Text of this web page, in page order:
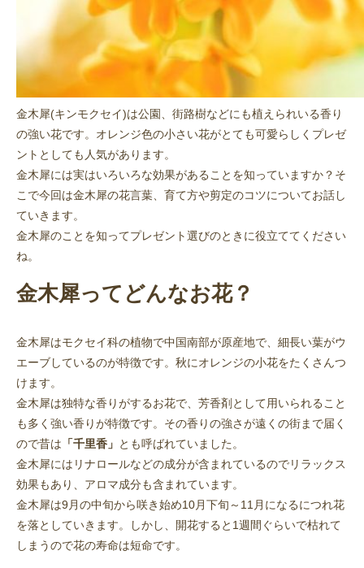
金木犀(キンモクセイ)は公園、街路樹などにも植えられいる香り
の強い花です。オレンジ色の小さい花がとても可愛らしくプレゼ
ントとしても人気があります。
金木犀には実はいろいろな効果があることを知っていますか？そ
こで今回は金木犀の花言葉、育て方や剪定のコツについてお話し
ていきます。
金木犀のことを知ってプレゼント選びのときに役立ててください
ね。
金木犀ってどんなお花？
金木犀はモクセイ科の植物で中国南部が原産地で、細長い葉がウ
エーブしているのが特徴です。秋にオレンジの小花をたくさんつ
けます。
金木犀は独特な香りがするお花で、芳香剤として用いられること
も多く強い香りが特徴です。その香りの強さが遠くの街まで届く
ので昔は 「千里香」 とも呼ばれていました。
金木犀にはリナロールなどの成分が含まれているのでリラックス
効果もあり、アロマ成分も含まれています。
金木犀は9月の中旬から咲き始め10月下旬～11月になるにつれ花
を落としていきます。しかし、開花すると1週間ぐらいで枯れて
しまうので花の寿命は短命です。